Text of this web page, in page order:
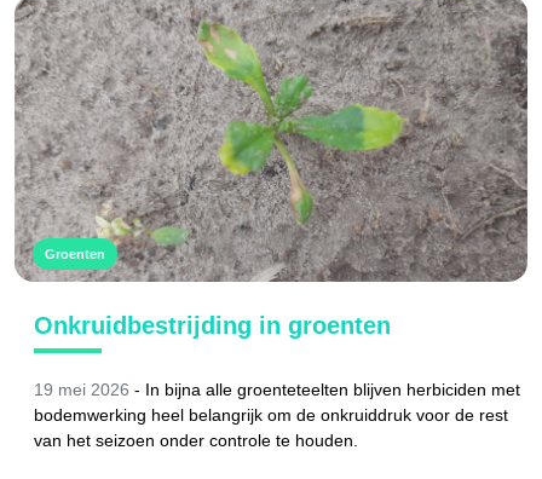
Groenten
Onkruidbestrijding in groenten
19 mei 2026 - In bijna alle groenteteelten blijven herbiciden met
bodemwerking heel belangrijk om de onkruiddruk voor de rest
van het seizoen onder controle te houden.